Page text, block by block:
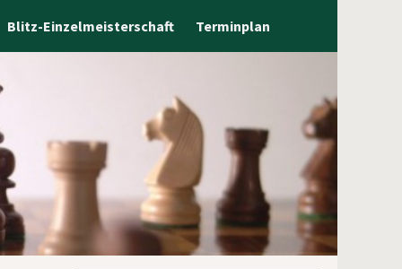
Blitz-Einzelmeisterschaft Terminplan